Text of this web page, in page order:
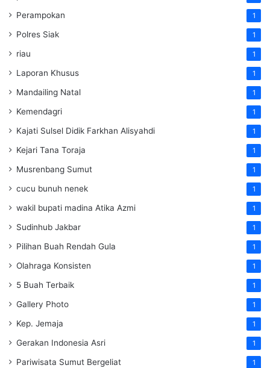
Perampokan 1
Polres Siak 1
riau 1
Laporan Khusus 1
Mandailing Natal 1
Kemendagri 1
Kajati Sulsel Didik Farkhan Alisyahdi 1
Kejari Tana Toraja 1
Musrenbang Sumut 1
cucu bunuh nenek 1
wakil bupati madina Atika Azmi 1
Sudinhub Jakbar 1
Pilihan Buah Rendah Gula 1
Olahraga Konsisten 1
5 Buah Terbaik 1
Gallery Photo 1
Kep. Jemaja 1
Gerakan Indonesia Asri 1
Pariwisata Sumut Bergeliat 1